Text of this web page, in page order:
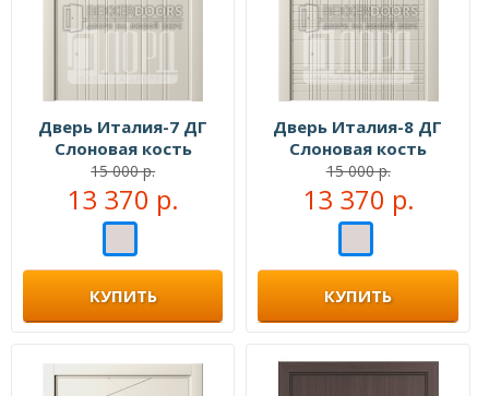
Дверь Италия-7 ДГ
Слоновая кость
15 000 р.
13 370 р.
КУПИТЬ
Дверь Италия-8 ДГ
Слоновая кость
15 000 р.
13 370 р.
КУПИТЬ